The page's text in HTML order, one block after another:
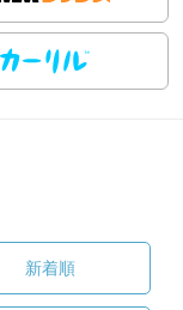
新着順